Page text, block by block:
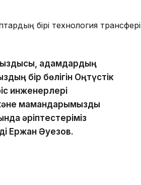
бірі технология трансфері
адамдардың
бір бөлігін Оңтүстік
инженерлері
және мамандарымызды
әріптестеріміз
Ержан Әуезов.